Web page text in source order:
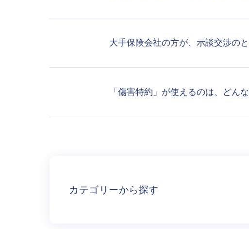
大手保険会社の方が、示談交渉の
「傷害特約」が使えるのは、どん
カテゴリーから探す